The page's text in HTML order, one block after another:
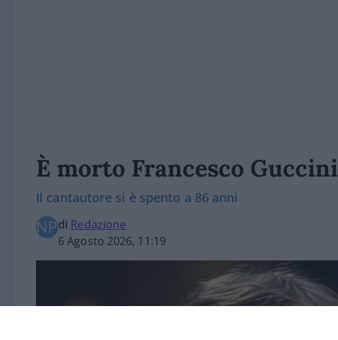
È morto Francesco Guccini
Il cantautore si è spento a 86 anni
di Redazione
6 Agosto 2026, 11:19